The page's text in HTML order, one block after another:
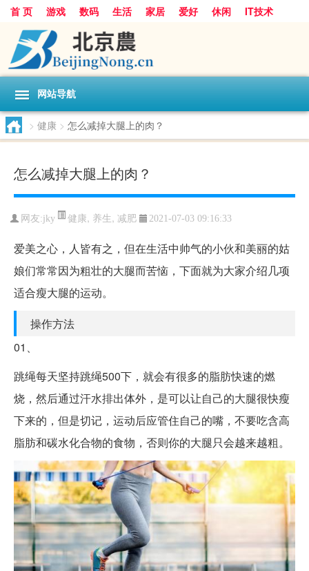
首 页 游戏 数码 生活 家居 爱好 休闲
IT技术
互联网
手机 购物
网站导航
> 健康 > 怎么减掉大腿上的肉？
怎么减掉大腿上的肉？
网友:jky 健康, 养生, 减肥 2021-07-03 09:16:33
爱美之心，人皆有之，但在生活中帅气的小伙和美丽的姑
娘们常常因为粗壮的大腿而苦恼，下面就为大家介绍几项
适合瘦大腿的运动。
操作方法
01、
跳绳每天坚持跳绳500下，就会有很多的脂肪快速的燃
烧，然后通过汗水排出体外，是可以让自己的大腿很快瘦
下来的，但是切记，运动后应管住自己的嘴，不要吃含高
脂肪和碳水化合物的食物，否则你的大腿只会越来越粗。